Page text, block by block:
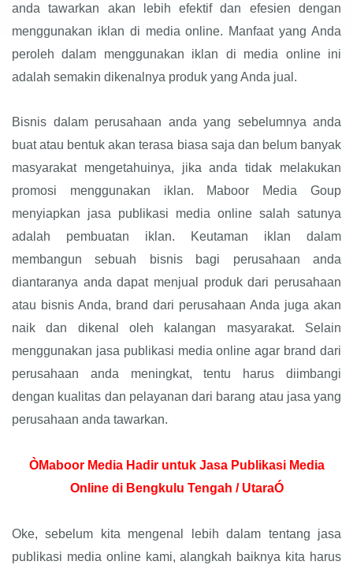
anda tawarkan akan lebih efektif dan efesien dengan
menggunakan iklan di media online. Manfaat yang Anda
peroleh dalam menggunakan iklan di media online ini
adalah semakin dikenalnya produk yang Anda jual.
Bisnis dalam perusahaan anda yang sebelumnya anda
buat atau bentuk akan terasa biasa saja dan belum banyak
masyarakat mengetahuinya, jika anda tidak melakukan
promosi menggunakan iklan. Maboor Media Goup
menyiapkan jasa publikasi media online salah satunya
adalah pembuatan iklan. Keutaman iklan dalam
membangun sebuah bisnis bagi perusahaan anda
diantaranya anda dapat menjual produk dari perusahaan
atau bisnis Anda, brand dari perusahaan Anda juga akan
naik dan dikenal oleh kalangan masyarakat. Selain
menggunakan jasa publikasi media online agar brand dari
perusahaan anda meningkat, tentu harus diimbangi
dengan kualitas dan pelayanan dari barang atau jasa yang
perusahaan anda tawarkan.
ÒMaboor Media Hadir untuk Jasa Publikasi Media
Online di Bengkulu Tengah / UtaraÓ
Oke, sebelum kita mengenal lebih dalam tentang jasa
publikasi media online kami, alangkah baiknya kita harus